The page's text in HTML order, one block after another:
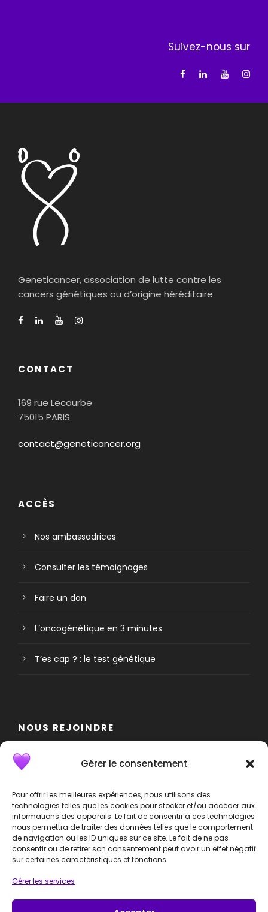
Gérer le consentement
Pour offrir les meilleures expériences, nous utilisons des
technologies telles que les cookies pour stocker et/ou accéder aux
informations des appareils. Le fait de consentir à ces technologies
nous permettra de traiter des données telles que le comportement
de navigation ou les ID uniques sur ce site. Le fait de ne pas
consentir ou de retirer son consentement peut avoir un effet négatif
sur certaines caractéristiques et fonctions.
Gérer les services
Suivez-nous sur
Geneticancer, association de lutte contre les
cancers génétiques ou d’origine héréditaire
CONTACT
169 rue Lecourbe
75015 PARIS
contact@geneticancer.org
ACCÈS
Nos ambassadrices
Consulter les témoignages
Faire un don
L’oncogénétique en 3 minutes
T’es cap ? : le test génétique
NOUS REJOINDRE
Nous rejoindre
Devenir bénévole
Devenir partenaire